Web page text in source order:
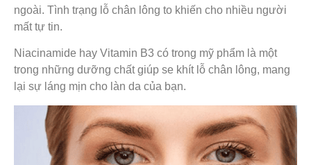
ngoài. Tình trạng lỗ chân lông to khiến cho nhiều người
mất tự tin.
Niacinamide hay Vitamin B3 có trong mỹ phẩm là một
trong những dưỡng chất giúp se khít lỗ chân lông, mang
lại sự láng mịn cho làn da của bạn.